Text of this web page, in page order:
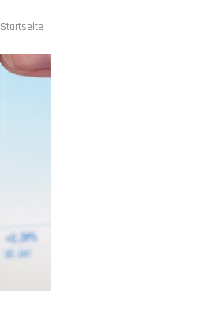
Startseite